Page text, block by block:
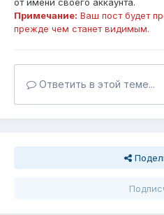
от имени своего аккаунта.
Примечание: Ваш пост будет
прежде чем станет видимым.
Ответить в этой теме...